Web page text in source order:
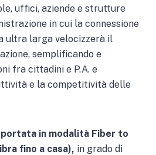
uffici, aziende e strutture
in cui la connessione
ultra larga velocizzerà il
semplificando e
fra cittadini e P.A. e
e la competitività delle
in modalità Fiber to
fino a casa), in grado di